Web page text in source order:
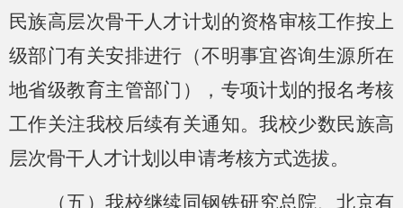
民族高层次骨干人才计划的资格审核工作按上
级部门有关安排进行（不明事宜咨询生源所在
地省级教育主管部门）， 专项计划的报名考核
工作关注我校后续有关通知。我校少数民族高
层次骨干人才计划以申请考核方式选拔。
（五）我校继续同钢铁研究总院、北京有